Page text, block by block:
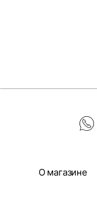
О магазине